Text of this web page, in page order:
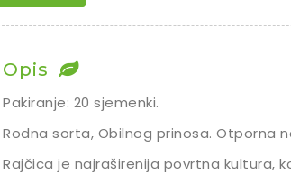
Opis
Pakiranje: 20 sjemenki.
Rodna sorta, Obilnog prinosa. Otporna
Rajčica je najraširenija povrtna kultura,